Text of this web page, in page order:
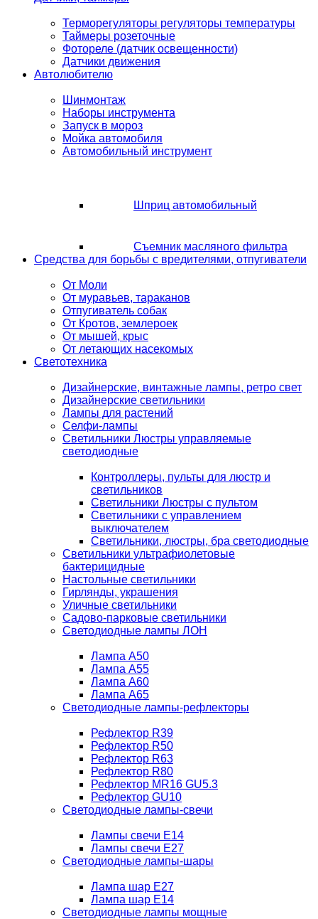
Терморегуляторы регуляторы температуры
Таймеры розеточные
Фотореле (датчик освещенности)
Датчики движения
Автолюбителю
Шинмонтаж
Наборы инструмента
Запуск в мороз
Мойка автомобиля
Автомобильный инструмент
Шприц автомобильный
Съемник масляного фильтра
Средства для борьбы с вредителями, отпугиватели
От Моли
От муравьев, тараканов
Отпугиватель собак
От Кротов, землероек
От мышей, крыс
От летающих насекомых
Светотехника
Дизайнерские, винтажные лампы, ретро свет
Дизайнерские светильники
Лампы для растений
Селфи-лампы
Светильники Люстры управляемые
светодиодные
Контроллеры, пульты для люстр и
светильников
Светильники Люстры с пультом
Светильники с управлением
выключателем
Светильники, люстры, бра светодиодные
Светильники ультрафиолетовые
бактерицидные
Настольные светильники
Гирлянды, украшения
Уличные светильники
Садово-парковые светильники
Светодиодные лампы ЛОН
Лампа A50
Лампа A55
Лампа A60
Лампа A65
Светодиодные лампы-рефлекторы
Рефлектор R39
Рефлектор R50
Рефлектор R63
Рефлектор R80
Рефлектор MR16 GU5.3
Рефлектор GU10
Светодиодные лампы-свечи
Лампы свечи Е14
Лампы свечи Е27
Светодиодные лампы-шары
Лампа шар E27
Лампа шар Е14
Светодиодные лампы мощные